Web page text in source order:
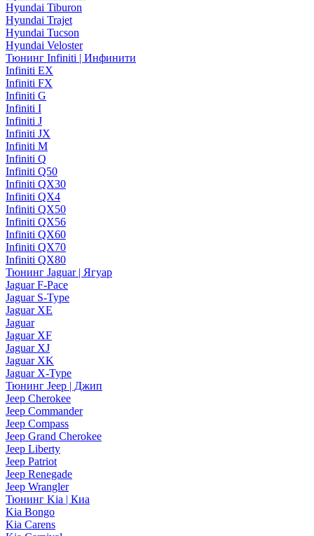
Hyundai Tiburon
Hyundai Trajet
Hyundai Tucson
Hyundai Veloster
Тюнинг Infiniti | Инфинити
Infiniti EX
Infiniti FX
Infiniti G
Infiniti I
Infiniti J
Infiniti JX
Infiniti M
Infiniti Q
Infiniti Q50
Infiniti QX30
Infiniti QX4
Infiniti QX50
Infiniti QX56
Infiniti QX60
Infiniti QX70
Infiniti QX80
Тюнинг Jaguar | Ягуар
Jaguar F-Pace
Jaguar S-Type
Jaguar XE
Jaguar
Jaguar XF
Jaguar XJ
Jaguar XK
Jaguar X-Type
Тюнинг Jeep | Джип
Jeep Cherokee
Jeep Commander
Jeep Compass
Jeep Grand Cherokee
Jeep Liberty
Jeep Patriot
Jeep Renegade
Jeep Wrangler
Тюнинг Kia | Киа
Kia Bongo
Kia Carens